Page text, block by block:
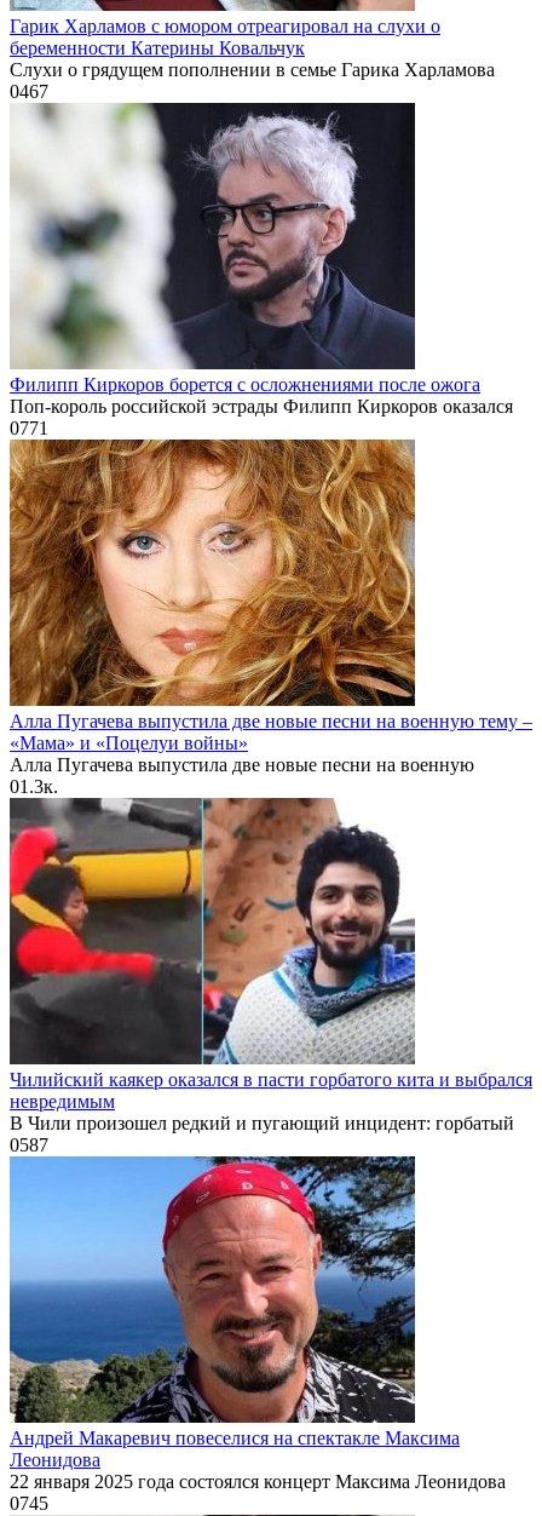
Гарик Харламов с юмором отреагировал на слухи о
беременности Катерины Ковальчук
Слухи о грядущем пополнении в семье Гарика Харламова
0467
Филипп Киркоров борется с осложнениями после ожога
Поп-король российской эстрады Филипп Киркоров оказался
0771
Алла Пугачева выпустила две новые песни на военную тему –
«Мама» и «Поцелуи войны»
Алла Пугачева выпустила две новые песни на военную
01.3к.
Чилийский каякер оказался в пасти горбатого кита и выбрался
невредимым
В Чили произошел редкий и пугающий инцидент: горбатый
0587
Андрей Макаревич повеселися на спектакле Максима
Леонидова
22 января 2025 года состоялся концерт Максима Леонидова
0745